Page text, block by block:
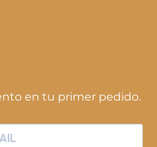
en tu primer pedido.